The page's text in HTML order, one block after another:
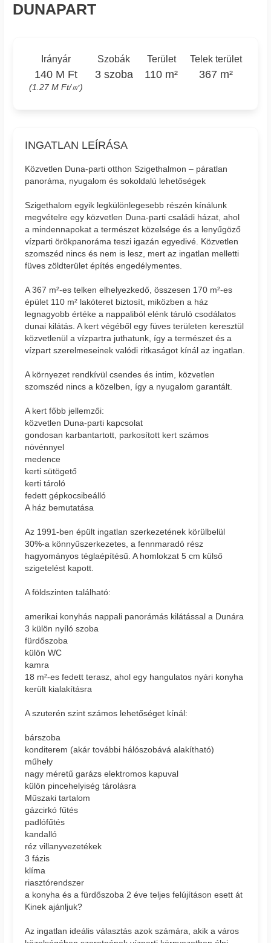
DUNAPART
Irányár
140 M Ft
(1.27 M Ft/㎡)
Szobák
3 szoba
Terület
110 m²
Telek terület
367 m²
INGATLAN LEÍRÁSA
Közvetlen Duna-parti otthon Szigethalmon – páratlan
panoráma, nyugalom és sokoldalú lehetőségek
Szigethalom egyik legkülönlegesebb részén kínálunk
megvételre egy közvetlen Duna-parti családi házat, ahol
a mindennapokat a természet közelsége és a lenyűgöző
vízparti örökpanoráma teszi igazán egyedivé. Közvetlen
szomszéd nincs és nem is lesz, mert az ingatlan melletti
füves zöldterület építés engedélymentes.
A 367 m²-es telken elhelyezkedő, összesen 170 m²-es
épület 110 m² lakóteret biztosít, miközben a ház
legnagyobb értéke a nappaliból elénk táruló csodálatos
dunai kilátás. A kert végéből egy füves területen keresztül
közvetlenül a vízpartra juthatunk, így a természet és a
vízpart szerelmeseinek valódi ritkaságot kínál az ingatlan.
A környezet rendkívül csendes és intim, közvetlen
szomszéd nincs a közelben, így a nyugalom garantált.
A kert főbb jellemzői:
közvetlen Duna-parti kapcsolat
gondosan karbantartott, parkosított kert számos
növénnyel
medence
kerti sütögető
kerti tároló
fedett gépkocsibeálló
A ház bemutatása
Az 1991-ben épült ingatlan szerkezetének körülbelül
30%-a könnyűszerkezetes, a fennmaradó rész
hagyományos téglaépítésű. A homlokzat 5 cm külső
szigetelést kapott.
A földszinten található:
amerikai konyhás nappali panorámás kilátással a Dunára
3 külön nyíló szoba
fürdőszoba
külön WC
kamra
18 m²-es fedett terasz, ahol egy hangulatos nyári konyha
került kialakításra
A szuterén szint számos lehetőséget kínál:
bárszoba
konditerem (akár további hálószobává alakítható)
műhely
nagy méretű garázs elektromos kapuval
külön pincehelyiség tárolásra
Műszaki tartalom
gázcirkó fűtés
padlófűtés
kandalló
réz villanyvezetékek
3 fázis
klíma
riasztórendszer
a konyha és a fürdőszoba 2 éve teljes felújításon esett át
Kinek ajánljuk?
Az ingatlan ideális választás azok számára, akik a város